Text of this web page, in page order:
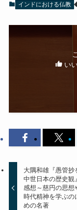
インドにおける仏教
い
大隅和雄『愚管抄
中世日本の歴史観
感想～慈円の思想
時代精神を学ぶの
めの名著